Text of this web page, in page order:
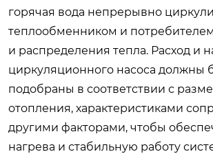
горячая вода непрерывно
теплообменником и
и распределения тепла. Расход и
циркуляционного насоса должны
подобраны в соответствии с
отопления, характеристиками
другими факторами, чтобы
нагрева и стабильную работу